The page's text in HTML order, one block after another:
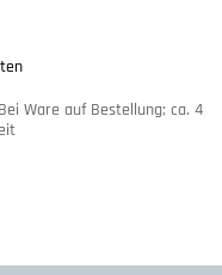
Ware auf Bestellung; ca. 4